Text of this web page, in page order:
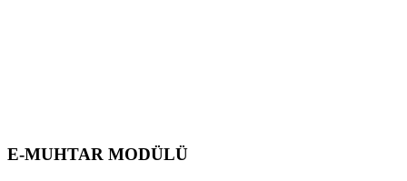
E-MUHTAR MODÜLÜ